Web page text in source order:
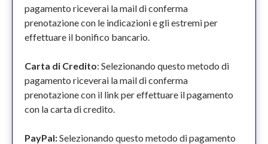
pagamento riceverai la mail di conferma
prenotazione con le indicazioni e gli estremi per
effettuare il bonifico bancario.
Carta di Credito: Selezionando questo metodo di
pagamento riceverai la mail di conferma
prenotazione con il link per effettuare il pagamento
con la carta di credito.
PayPal:Selezionando questo metodo di pagamento